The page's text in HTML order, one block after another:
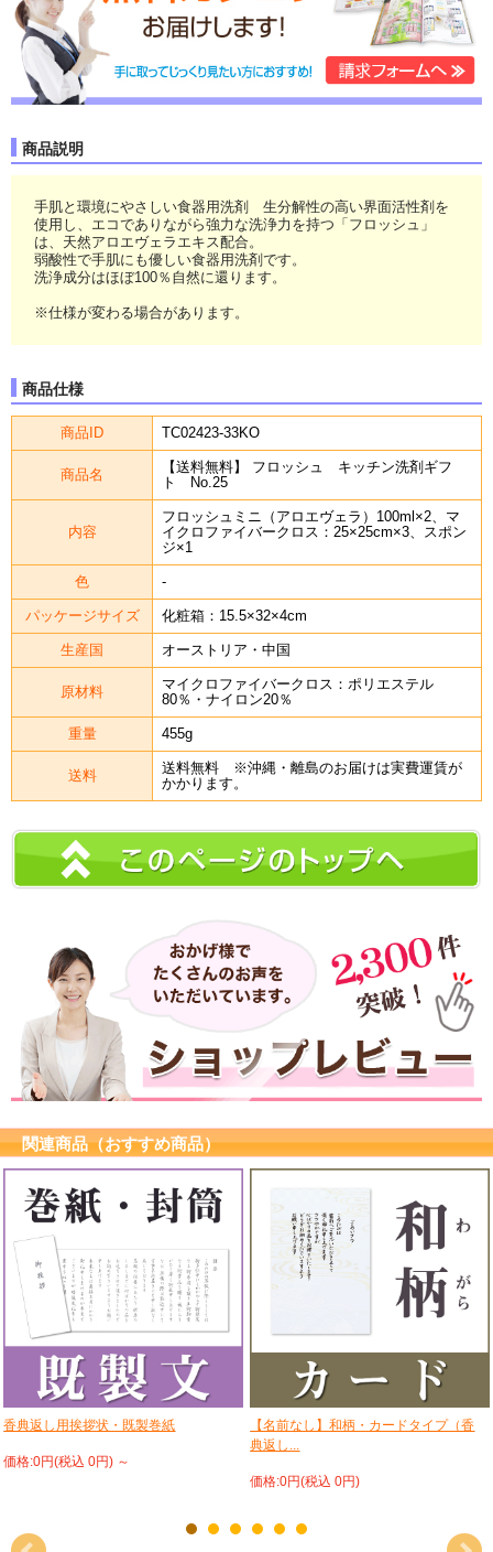
商品説明
手肌と環境にやさしい食器用洗剤 生分解性の高い界面活性剤を
使用し、エコでありながら強力な洗浄力を持つ「フロッシュ」
は、天然アロエヴェラエキス配合。
弱酸性で手肌にも優しい食器用洗剤です。
洗浄成分はほぼ100％自然に還ります。
※仕様が変わる場合があります。
商品仕様
商品ID TC02423-33KO
商品名
【送料無料】 フロッシュ キッチン洗剤ギフ
ト No.25
内容
フロッシュミニ（アロエヴェラ）100ml×2、マ
イクロファイバークロス：25×25cm×3、スポン
ジ×1
色 -
パッケージサイズ 化粧箱：15.5×32×4cm
生産国 オーストリア・中国
原材料
マイクロファイバークロス：ポリエステル
80％・ナイロン20％
重量 455g
送料
送料無料 ※沖縄・離島のお届けは実費運賃が
かかります。
関連商品（おすすめ商品）
香典返し用挨拶状・既製巻紙
価格:0円(税込 0円) ～
【名前なし】和柄・カードタイプ（香
典返し...
価格:0円(税込 0円)